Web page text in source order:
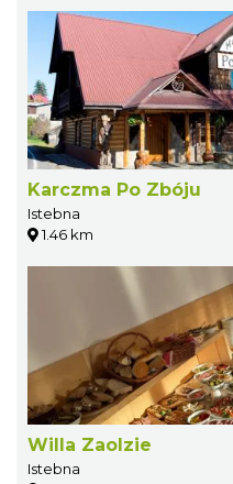
Karczma Po Zbóju
Istebna
1.46 km
Willa Zaolzie
Istebna